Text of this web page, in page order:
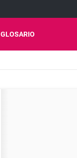
GLOSARIO